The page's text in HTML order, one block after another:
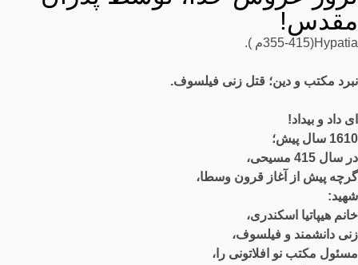
مقدس!
Hypatia(355-415م ).
نبرد مکتب و دین؛ قتل زنی فیلسوف.
ای داد و بیداد!
1610 سال پیش؛
در سال 415 مسیحی،
گرچه پیش از آغاز قرون وسطا،
شهید:
خانم هیپاتیا اسکندری،
زنی دانشمند و فیلسوف،
مسئول مکتب نو افلاتونی را،